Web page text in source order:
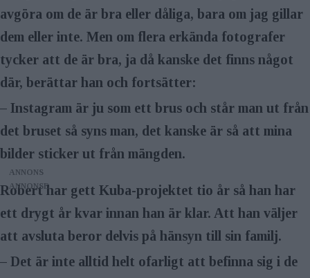
avgöra om de är bra eller dåliga, bara om jag gillar
dem eller inte. Men om flera erkända fotografer
tycker att de är bra, ja då kanske det finns något
där, berättar han och fortsätter:
– Instagram är ju som ett brus och står man ut från
det bruset så syns man, det kanske är så att mina
bilder sticker ut från mängden.
ANNONS
Robert har gett Kuba-projektet tio år så han har
ett drygt år kvar innan han är klar. Att han väljer
att avsluta beror delvis på hänsyn till sin familj.
– Det är inte alltid helt ofarligt att befinna sig i de